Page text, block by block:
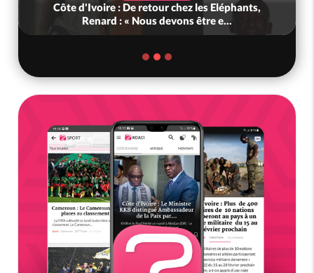
Côte d'Ivoire : De retour chez les Eléphants,
Renard : « Nous devons être e...